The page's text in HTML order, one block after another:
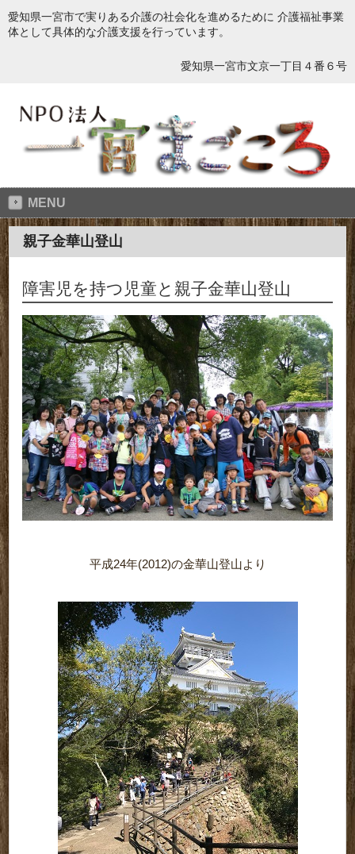
愛知県一宮市で実りある介護の社会化を進めるために 介護福祉事業
体として具体的な介護支援を行っています。
愛知県一宮市文京一丁目４番６号
MENU
親子金華山登山
障害児を持つ児童と親子金華山登山
平成24年(2012)の金華山登山より